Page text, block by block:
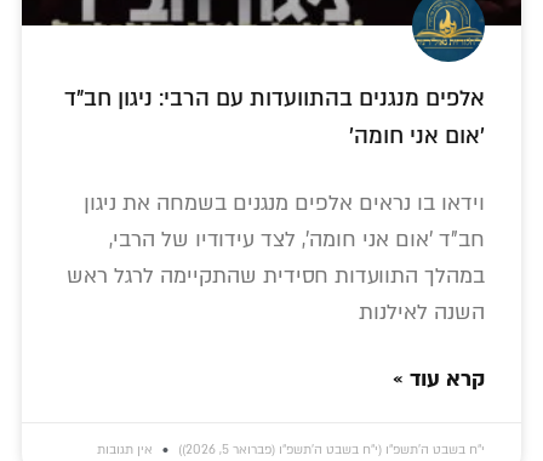
אלפים מנגנים בהתוועדות עם הרבי: ניגון חב"ד
'אום אני חומה'
וידאו בו נראים אלפים מנגנים בשמחה את ניגון
חב"ד 'אום אני חומה', לצד עידודיו של הרבי,
במהלך התוועדות חסידית שהתקיימה לרגל ראש
השנה לאילנות
קרא עוד »
י״ח בשבט ה׳תשפ״ו (י״ח בשבט ה׳תשפ״ו (פברואר 5, 2026)) אין תגובות